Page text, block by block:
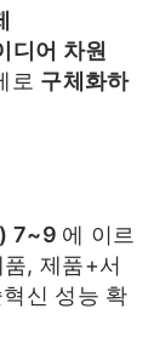
디어 차원
로 구체화하
7~9 에 이르
, 제품+서
신 성능 확